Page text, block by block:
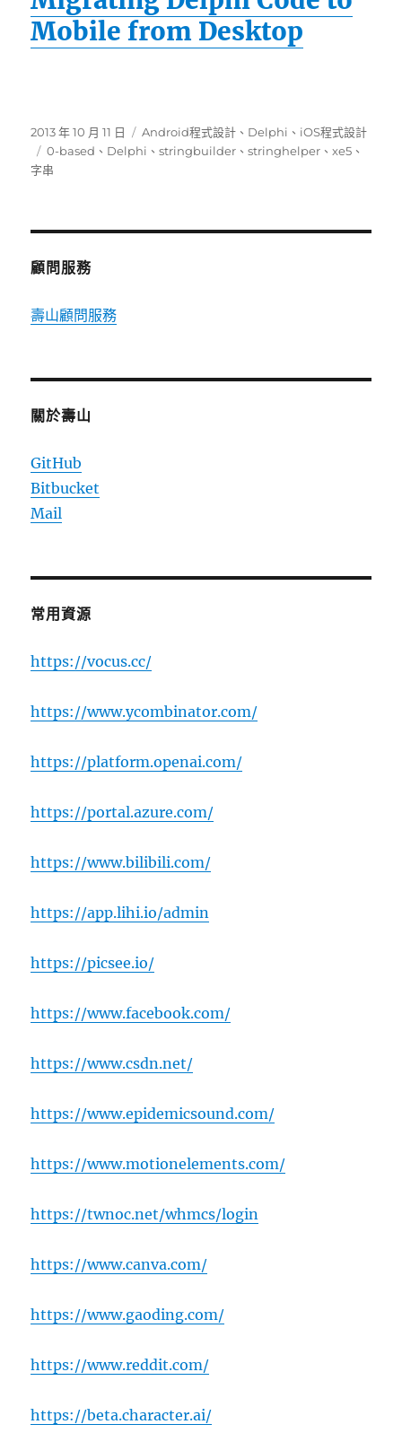
Mobile from Desktop
發
佈
日
2013 年 10 月 11 日
分
類
Android程式設計 、 Delphi 、 iOS程式設計
標
籤
0-based 、 Delphi 、stringbuilder 、stringhelper 、xe5 、
字串
顧問服務
壽山顧問服務
關於壽山
GitHub
Bitbucket
Mail
常用資源
https://vocus.cc/
https://www.ycombinator.com/
https://platform.openai.com/
https://portal.azure.com/
https://www.bilibili.com/
https://app.lihi.io/admin
https://picsee.io/
https://www.facebook.com/
https://www.csdn.net/
https://www.epidemicsound.com/
https://www.motionelements.com/
https://twnoc.net/whmcs/login
https://www.canva.com/
https://www.gaoding.com/
https://www.reddit.com/
https://beta.character.ai/